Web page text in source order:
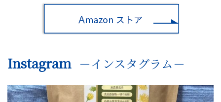
Instagram －インスタグラム－